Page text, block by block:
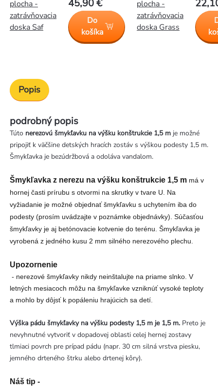
plocha -
zatrávňovacia
doska Saf
45,90 €
Do
košíka
plocha -
zatrávňovacia
doska Grass
Popis
podrobný popis
Túto nerezovú šmykľavku na výšku konštrukcie 1,5 m je možné
pripojiť k väčšine detských hracích zostáv s výškou podesty 1,5 m.
Šmykľavka je bezúdržbová a odoláva vandalom.
Šmykľavka z nerezu na výšku konštrukcie 1,5 m má v
hornej časti prírubu s otvormi na skrutky v tvare U. Na
vyžiadanie je možné objednať šmykľavku s uchytením iba do
podesty (prosím uvádzajte v poznámke objednávky). Súčasťou
šmykľavky je aj betónovacie kotvenie do terénu. Šmykľavka je
vyrobená z jedného kusu 2 mm silného nerezového plechu.
Upozornenie
- nerezové šmykľavky nikdy neinštalujte na priame slnko. V
letných mesiacoch môžu na šmykľavke vzniknúť vysoké teploty
a mohlo by dôjsť k popáleniu hrajúcich sa detí.
Výška pádu šmykľavky na výšku podesty 1,5 m je 1,5 m. Preto je
nevyhnutné vytvoriť v dopadovej oblasti celej hernej zostavy
tlmiaci povrch pre prípad pádu (napr. 30 cm silná vrstva piesku,
jemného drteného štrku alebo drtenej kôry).
Náš tip -